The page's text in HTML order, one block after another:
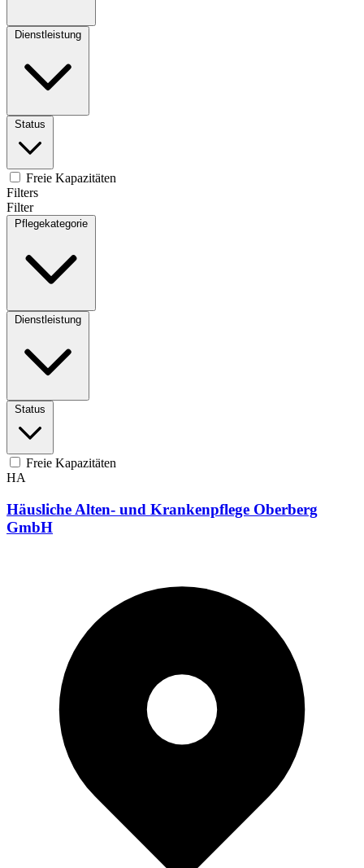
Dienstleistung
Status
Freie Kapazitäten
Filters
Filter
Pflegekategorie
Dienstleistung
Status
Freie Kapazitäten
HA
Häusliche Alten- und Krankenpflege Oberberg
GmbH